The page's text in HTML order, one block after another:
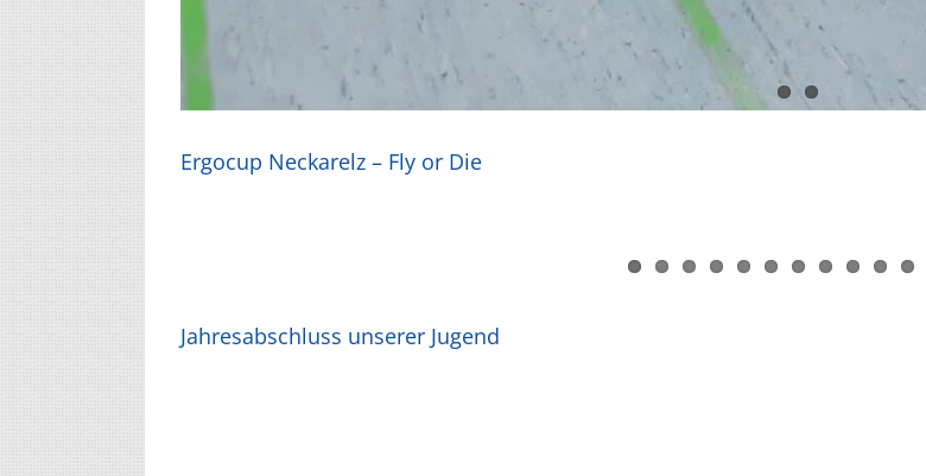
Ergocup Neckarelz – Fly or Die
Jahresabschluss unserer Jugend